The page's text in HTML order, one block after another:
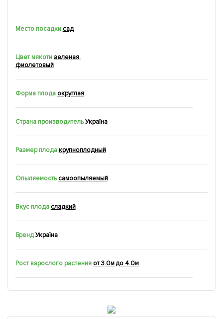
Место посадки сад
Цвет мякотизеленая,
фиолетовый
Форма плода округлая
Страна производитель Україна
Размер плодакрупноплодный
Опыляемость самоопыляемый
Вкус плода сладкий
БрендУкраїна
Рост взрослого растения от 3.0м до 4.0м